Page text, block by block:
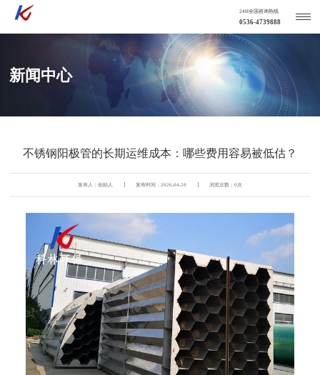
24H全国咨询热线
0536-4739888
新闻中心
不锈钢阳极管的长期运维成本：哪些费用容易被低估？
发布人：创始人 发布时间：2026-04-28 浏览次数： 0次